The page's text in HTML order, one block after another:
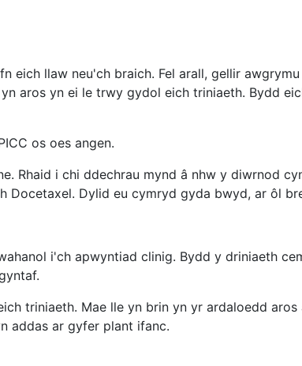
eich llaw neu'ch braich. Fel arall, gellir
aros yn ei le trwy gydol eich triniaeth. Bydd
os oes angen.
Rhaid i chi ddechrau mynd â nhw y diwrnod
Dylid eu cymryd gyda bwyd, ar ôl
i'ch apwyntiad clinig. Bydd y driniaeth
triniaeth. Mae lle yn brin yn yr ardaloedd
addas ar gyfer plant ifanc.